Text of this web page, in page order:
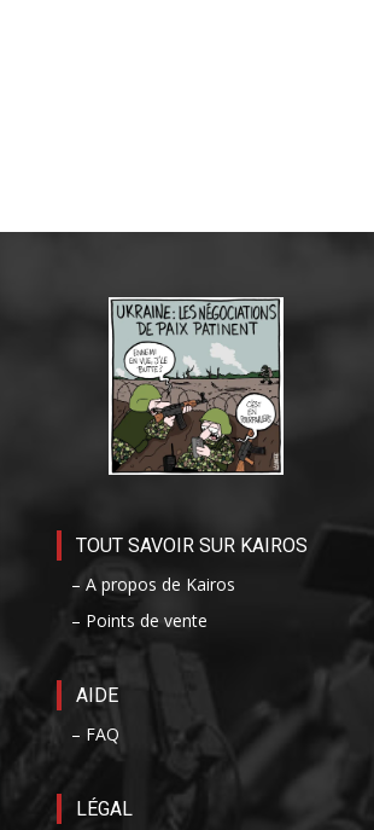
TOUT SAVOIR SUR KAIROS
– A propos de Kairos
– Points de vente
AIDE
– FAQ
LÉGAL